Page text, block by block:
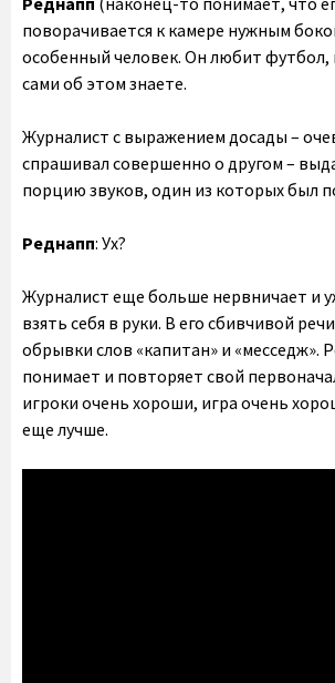
поворачивается к камере нужным
особенный человек. Он любит футбол,
сами об этом знаете.
Журналист с выражением досады –
спрашивал совершенно о другом –
порцию звуков, один из которых был
Реднапп: Ух?
Журналист еще больше нервничает и
взять себя в руки. В его сбивчивой
обрывки слов «капитан» и «месседж».
понимает и повторяет свой
игроки очень хороши, игра очень
еще лучше.